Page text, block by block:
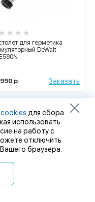
для герметика
DeWalt
р Заказать
для сбора
использовать
на работу с
отключить
браузера.